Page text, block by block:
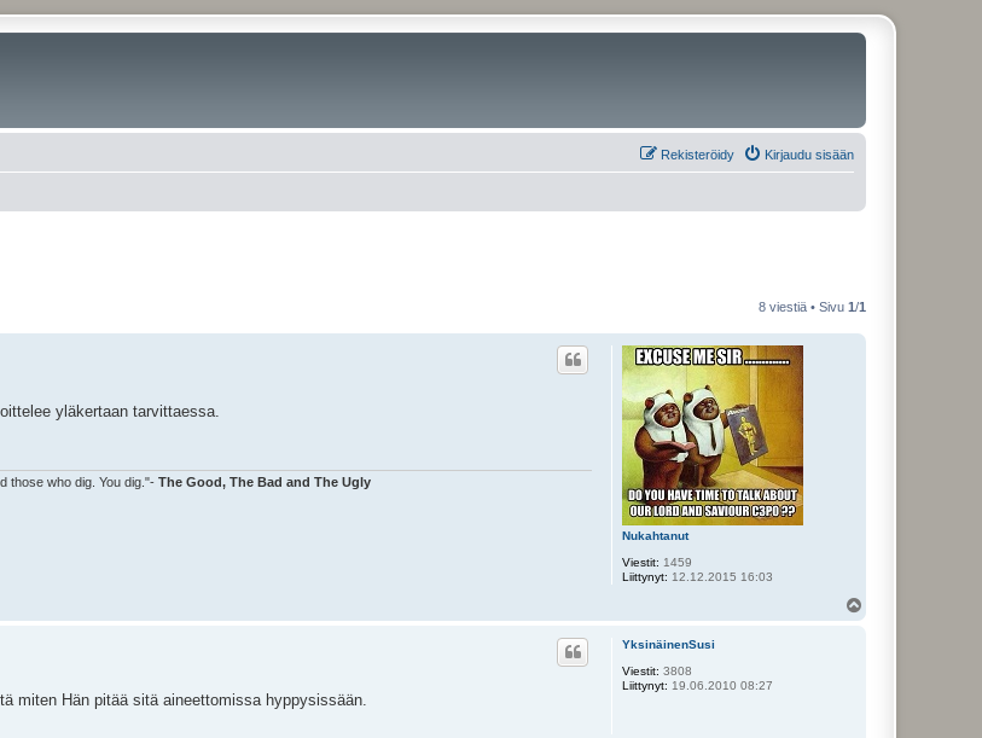
Kirjaudu sisään
Rekisteröidy
8 viestiä • Sivu 1/1
Nukahtanut
Viestit: 1459
Liittynyt: 12.12.2015 16:03
yläkertaan tarvittaessa.
those who dig. You dig."- The Good, The Bad and The Ugly
YksinäinenSusi
Viestit: 3808
Liittynyt: 19.06.2010 08:27
miten Hän pitää sitä aineettomissa hyppysissään.